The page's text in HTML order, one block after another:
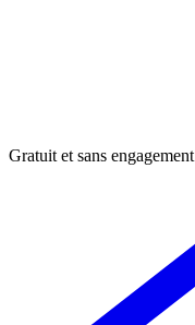
Gratuit et sans engagement